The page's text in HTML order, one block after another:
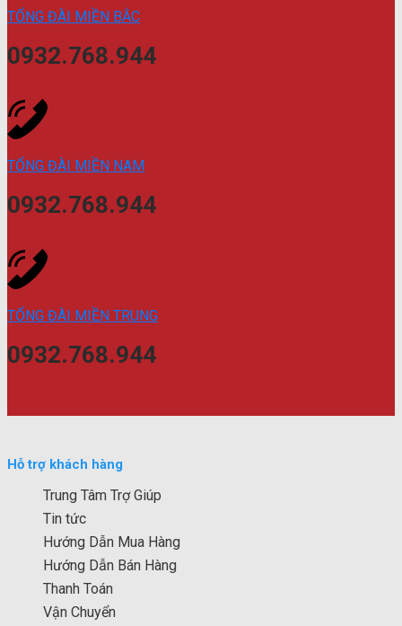
TỔNG ĐÀI MIỀN BẮC
0932.768.944
TỔNG ĐÀI MIỀN NAM
0932.768.944
TỔNG ĐÀI MIỀN TRUNG
0932.768.944
Hỗ trợ khách hàng
Trung Tâm Trợ Giúp
Tin tức
Hướng Dẫn Mua Hàng
Hướng Dẫn Bán Hàng
Thanh Toán
Vận Chuyển